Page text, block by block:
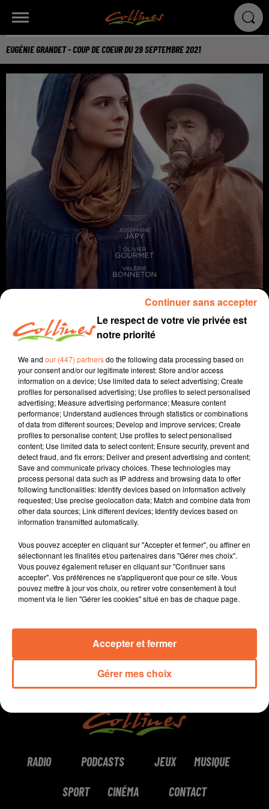
EUGÉNIE GRANDET - COUP DE COEUR DU 29 SEPTEMBRE 2021
coup de coeur cinéma
29 septembre 2021 - 2 min 26 sec
EUGÉNIE GRANDET - COUP DE COEUR DU 29 SEPTEMBRE
2021
David Puaud
Coup de coeur cinéma
Chaque mercredi, dans notre Actu Ciné à 17h15,
Bressuire, vous propose son coup de coeur.
0:00 2 min 26 sec
RADIO PODCASTS JEUX MUSIQUE
SPORT CINÉMA CONTACT
Le respect de votre vie privée est
notre priorité
We and our (447) partnersdo the following data processing based on
your consent and/or our legitimate interest: Store and/or access
information on a device; Use limited data to select advertising; Create
profiles for personalised advertising; Use profiles to select personalised
advertising; Measure advertising performance; Measure content
performance; Understand audiences through statistics or combinations
of data from different sources; Develop and improve services; Create
profiles to personalise content; Use profiles to select personalised
content; Use limited data to select content; Ensure security, prevent and
detect fraud, and fix errors; Deliver and present advertising and content;
Save and communicate privacy choices. These technologies may
process personal data such as IP address and browsing data to offer
following functionalities: Identify devices based on information actively
requested; Use precise geolocation data; Match and combine data from
other data sources; Link different devices; Identify devices based on
information transmitted automatically.
Vous pouvez accepter en cliquant sur "Accepter et fermer", ou affiner en
sélectionnant les finalités et/ou partenaires dans "Gérer mes choix".
Vous pouvez également refuser en cliquant sur "Continuer sans
accepter". Vos préférences ne s'appliqueront que pour ce site. Vous
pouvez mettre à jour vos choix, ou retirer votre consentement à tout
moment via le lien "Gérer les cookies" situé en bas de chaque page.
Gérer mes choix
Accepter et fermer
Continuer sans accepter